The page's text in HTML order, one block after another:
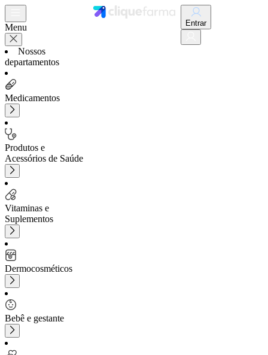
Menu
Nossos
departamentos
Medicamentos
Produtos e
Acessórios de Saúde
Vitaminas e
Suplementos
Dermocosméticos
Bebê e gestante
Entrar